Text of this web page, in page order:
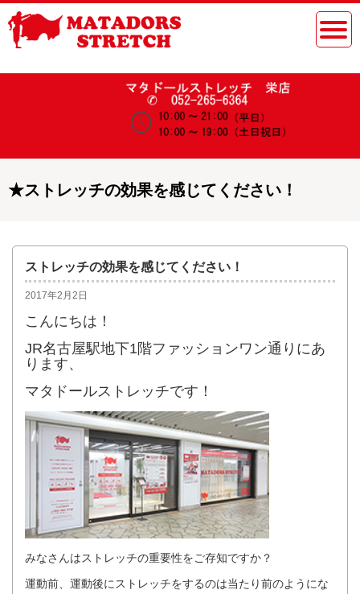
★ストレッチの効果を感じてください！
ストレッチの効果を感じてください！
2017年2月2日
こんにちは！
JR名古屋駅地下1階ファッションワン通りにあ
ります、
マタドールストレッチです！
みなさんはストレッチの重要性をご存知ですか？
運動前、運動後にストレッチをするのは当たり前のようにな